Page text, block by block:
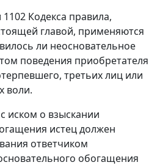
1102 Кодекса правила,
главой, применяются
ли неосновательное
поведения приобретателя
третьих лиц или
воли.
иском о взыскании
истец должен
ответчиком
обогащения